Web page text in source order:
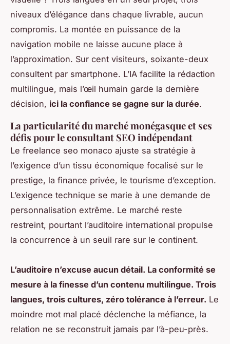
niveaux d’élégance dans chaque livrable, aucun
compromis. La montée en puissance de la
navigation mobile ne laisse aucune place à
l’approximation. Sur cent visiteurs, soixante-deux
consultent par smartphone. L’IA facilite la rédaction
multilingue, mais l’œil humain garde la dernière
décision, ici la confiance se gagne sur la durée.
La particularité du marché monégasque et ses
défis pour le consultant SEO indépendant
Le freelance seo monaco ajuste sa stratégie à
l’exigence d’un tissu économique focalisé sur le
prestige, la finance privée, le tourisme d’exception.
L’exigence technique se marie à une demande de
personnalisation extrême. Le marché reste
restreint, pourtant l’auditoire international propulse
la concurrence à un seuil rare sur le continent.
L’auditoire n’excuse aucun détail. La conformité se
mesure à la finesse d’un contenu multilingue. Trois
langues, trois cultures, zéro tolérance à l’erreur. Le
moindre mot mal placé déclenche la méfiance, la
relation ne se reconstruit jamais par l’à-peu-près.